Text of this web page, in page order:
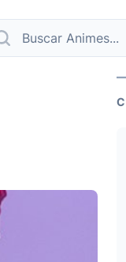
buscar ahora